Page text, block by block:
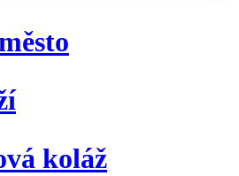
koláž